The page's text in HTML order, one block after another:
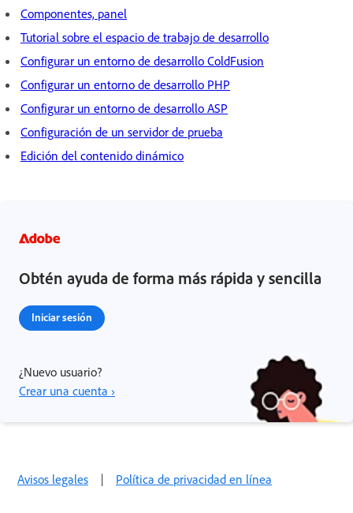
Componentes, panel
Tutorial sobre el espacio de trabajo de desarrollo
Configurar un entorno de desarrollo ColdFusion
Configurar un entorno de desarrollo PHP
Configurar un entorno de desarrollo ASP
Configuración de un servidor de prueba
Edición del contenido dinámico
Obtén ayuda de forma más rápida y sencilla
Iniciar sesión
¿Nuevo usuario?
Crear una cuenta ›
Avisos legales | Política de privacidad en línea